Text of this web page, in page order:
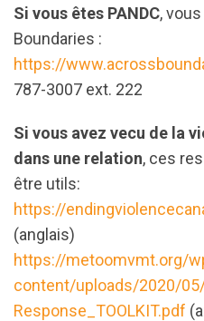
Si vous êtes PANDC,
Boundaries :
https://
787-3007 ext. 222
Si vous avez vecu de la
dans une relation, ces
être utils:
https://
(anglais)
https://metoomvmt.org/
content/uploads/2020/05/
Response_TOOLKIT.pdf